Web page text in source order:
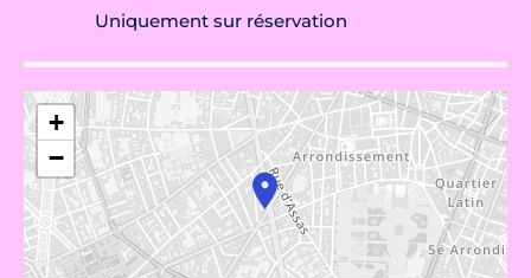
Uniquement sur réservation
+
−